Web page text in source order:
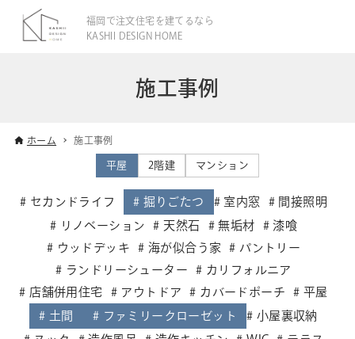
福岡で注文住宅を建てるなら
KASHII DESIGN HOME
施工事例
ホーム 施工事例
平屋 2階建 マンション
セカンドライフ 掘りごたつ 室内窓
間接照明
リノベーション
天然石 無垢材
漆喰
ウッドデッキ
海が似合う家
パントリー
ランドリーシューター
カリフォルニア
店舗併用住宅
アウトドア カバードポーチ
平屋
土間
ファミリークローゼット
小屋裏収納